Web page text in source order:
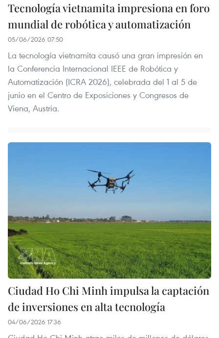
Tecnología vietnamita impresiona en foro
mundial de robótica y automatización
05/06/2026 07:50
La tecnología vietnamita causó una gran impresión en
la Conferencia Internacional IEEE de Robótica y
Automatización (ICRA 2026), celebrada del 1 al 5 de
junio en el Centro de Exposiciones y Congresos de
Viena, Austria.
Ciudad Ho Chi Minh impulsa la captación
de inversiones en alta tecnología
04/06/2026 17:36